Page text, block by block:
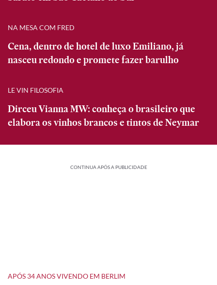
NA MESA COM FRED
Cena, dentro de hotel de luxo Emiliano, já
nasceu redondo e promete fazer barulho
LE VIN FILOSOFIA
Dirceu Vianna MW: conheça o brasileiro que
elabora os vinhos brancos e tintos de Neymar
CONTINUA APÓS A PUBLICIDADE
APÓS 34 ANOS VIVENDO EM BERLIM